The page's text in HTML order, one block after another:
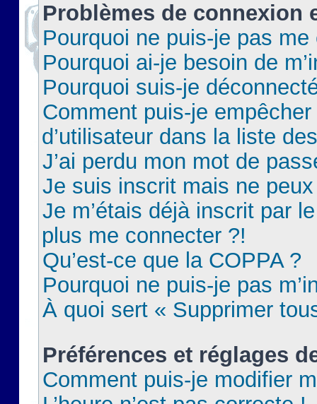
Problèmes de connexion
Pourquoi ne puis-je pas
Pourquoi ai-je besoin de
Pourquoi suis-je
Comment puis-je
d’utilisateur dans la liste
J’ai perdu mon mot de
Je suis inscrit mais ne
Je m’étais déjà inscrit par
plus me connecter ?!
Qu’est-ce que la COPPA ?
Pourquoi ne puis-je pas
À quoi sert « Supprimer
Préférences et réglages
Comment puis-je modifier